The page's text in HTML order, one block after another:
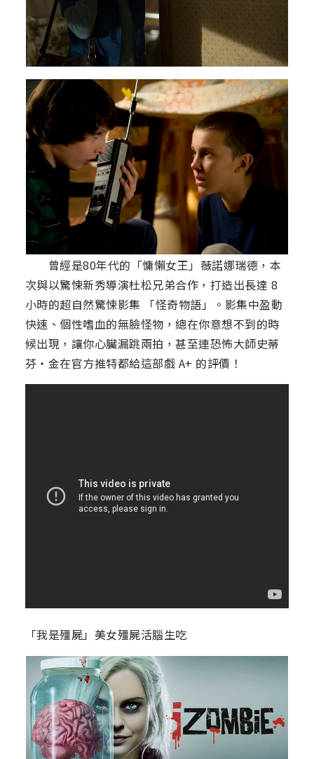
曾經是80年代的「慵懶女王」薇諾娜瑞德，本
次與以驚悚新秀導演杜松兄弟合作，打造出長達 8
小時的超自然驚悚影集 「怪奇物語」。影集中盈動
快速、個性嗜血的無臉怪物，總在你意想不到的時
候出現，讓你心臟漏跳兩拍，甚至連恐怖大師史蒂
芬・金在官方推特都給這部戲 A+ 的評價！
「我是殭屍」美女殭屍活腦生吃